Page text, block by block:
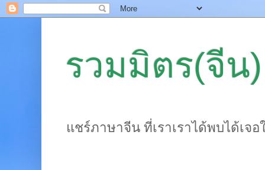
รวมมิตร(จีน)
แชร์ภาษาจีน ที่เราเราได้พบได้เจ